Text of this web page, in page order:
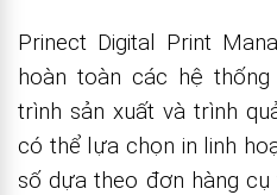
Prinect Digital Print
hoàn toàn các hệ
trình sản xuất và trình
có thể lựa chọn in linh
số dựa theo đơn hàng